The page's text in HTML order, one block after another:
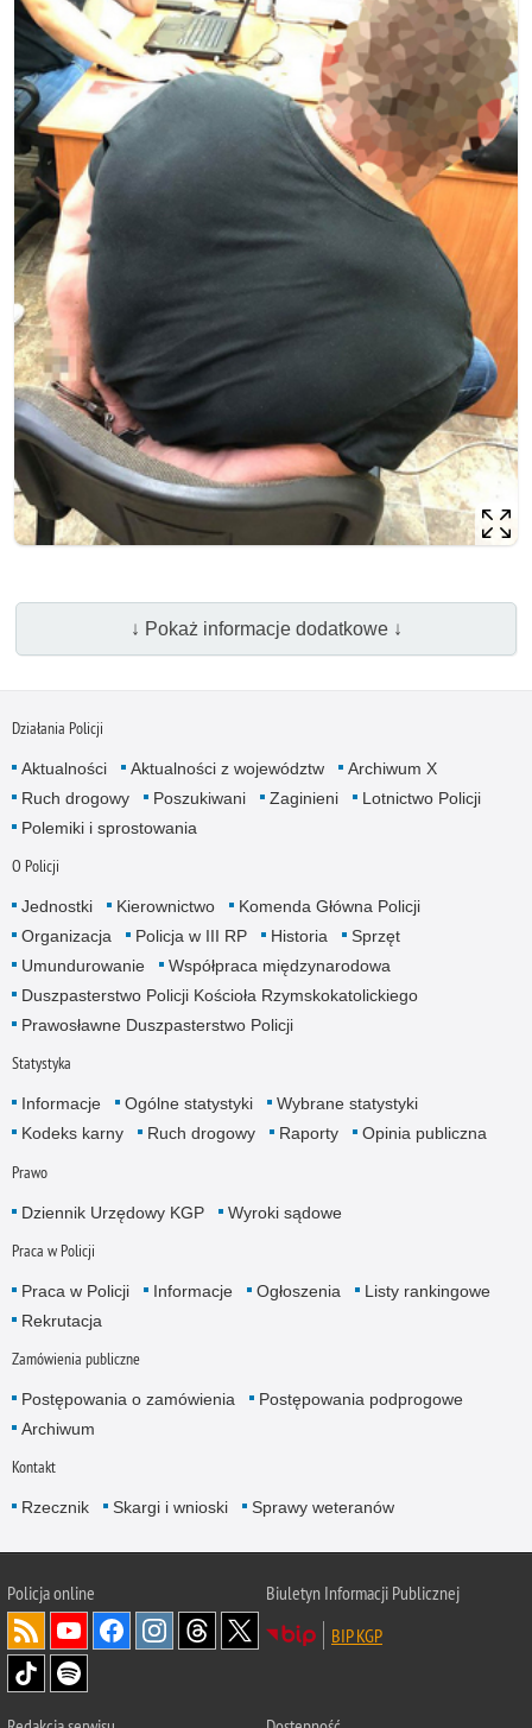
↓ Pokaż informacje dodatkowe ↓
Działania Policji
Aktualności Aktualności z województw
Archiwum X
Ruch drogowy
Poszukiwani Zaginieni
Lotnictwo Policji
Polemiki i sprostowania
O Policji
Jednostki Kierownictwo
Komenda Główna Policji
Organizacja
Policja w III RP Historia
Sprzęt
Umundurowanie
Współpraca międzynarodowa
Duszpasterstwo Policji Kościoła Rzymskokatolickiego
Prawosławne Duszpasterstwo Policji
Statystyka
Informacje Ogólne statystyki
Wybrane statystyki
Kodeks karny
Ruch drogowy Raporty Opinia publiczna
Prawo
Dziennik Urzędowy KGP Wyroki sądowe
Praca w Policji
Praca w Policji Informacje Ogłoszenia
Listy rankingowe
Rekrutacja
Zamówienia publiczne
Postępowania o zamówienia
Postępowania podprogowe
Archiwum
Kontakt
Rzecznik Skargi i wnioski Sprawy weteranów
Policjaonline
Biuletyn Informacji Publicznej
BIP KGP